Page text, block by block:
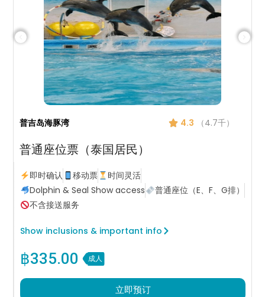
普吉岛海豚湾 4.3 （4.7千）
普通座位票（泰国居民）
即时确认 移动票
时间灵活
Dolphin & Seal Show access
普通座位（E、F、G排）
不含接送服务
Show inclusions & important info
฿335.00 成人
立即预订